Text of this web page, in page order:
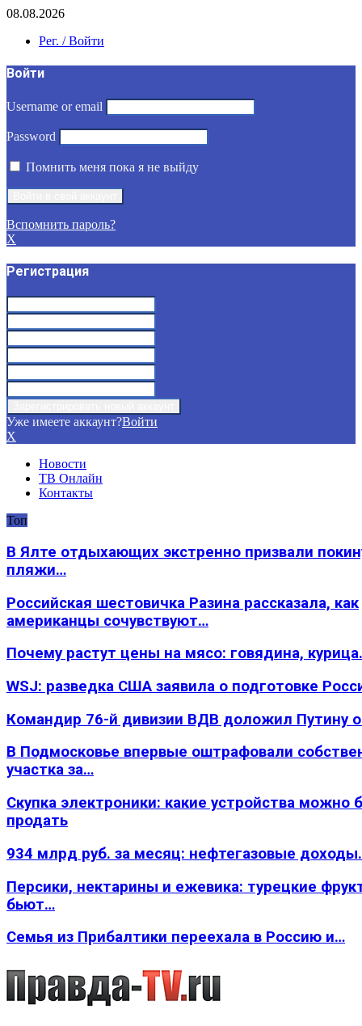
08.08.2026
Рег. / Войти
Войти
Username or email
Password
Помнить меня пока я не выйду
Вспомнить пароль?
X
Регистрация
Уже имеете аккаунт?Войти
X
Новости
ТВ Онлайн
Контакты
Топ
В Ялте отдыхающих экстренно призвали
пляжи…
Российская шестовичка Разина рассказала, как
американцы сочувствуют…
Почему растут цены на мясо: говядина,
WSJ: разведка США заявила о подготовке
Командир 76-й дивизии ВДВ доложил Путину
В Подмосковье впервые оштрафовали
участка за…
Скупка электроники: какие устройства можно
продать
934 млрд руб. за месяц: нефтегазовые
Персики, нектарины и ежевика: турецкие
бьют…
Семья из Прибалтики переехала в Россию и…